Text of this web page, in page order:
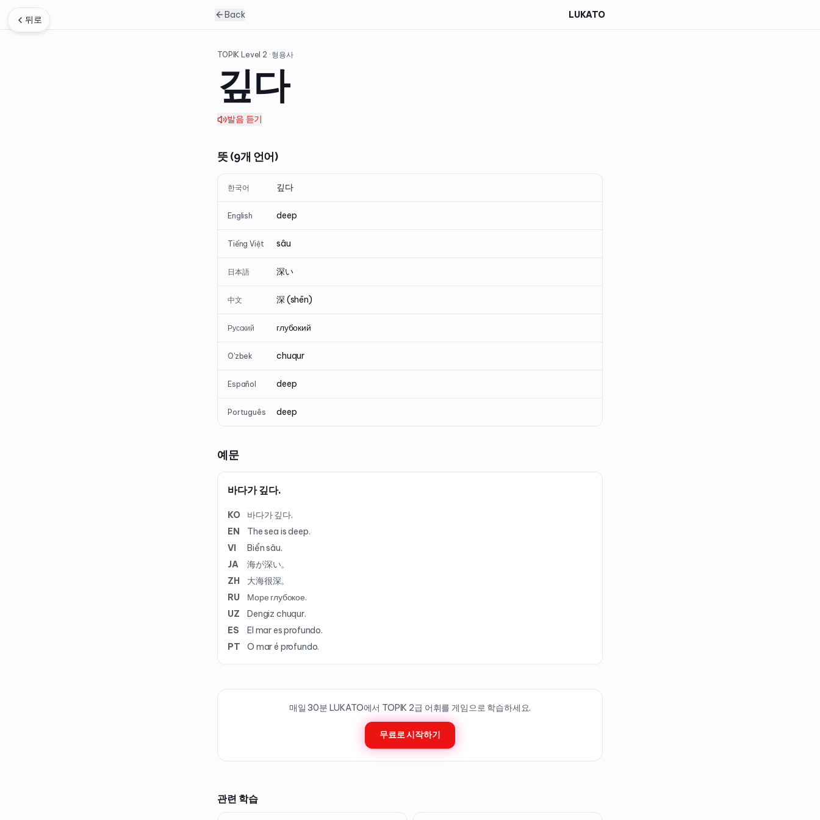
뒤로 Back LUKATO
TOPIK Level 2 · 형용사
깊다
발음 듣기
뜻 (9개 언어)
한국어 깊다
English deep
Tiếng Việt sâu
日本語 深い
中文 深 (shēn)
Русский глубокий
O'zbek chuqur
Español deep
Português deep
예문
바다가 깊다.
KO
바다가 깊다.
EN
The sea is deep.
VI
Biển sâu.
JA
海が深い。
ZH
大海很深。
RU
Море глубокое.
UZ
Dengiz chuqur.
ES
El mar es profundo.
PT
O mar é profundo.
매일 30분 LUKATO에서 TOPIK 2급 어휘를 게임으로 학습하세요.
무료로 시작하기
관련 학습